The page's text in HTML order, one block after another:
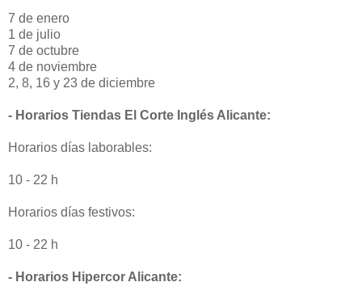
7 de enero
1 de julio
7 de octubre
4 de noviembre
2, 8, 16 y 23 de diciembre
- Horarios Tiendas El Corte Inglés Alicante:
Horarios días laborables:
10 - 22 h
Horarios días festivos:
10 - 22 h
- Horarios Hipercor Alicante: